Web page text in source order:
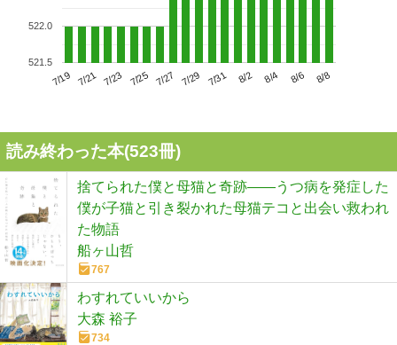
7/19 7/21 7/23 7/25 7/27 7/29 7/31 8/2 8/4 8/6 8/8
521.5
522.0
読み終わった本(523冊)
捨てられた僕と母猫と奇跡――うつ病を発症した
僕が子猫と引き裂かれた母猫テコと出会い救われ
た物語
船ヶ山哲
767
わすれていいから
大森 裕子
734